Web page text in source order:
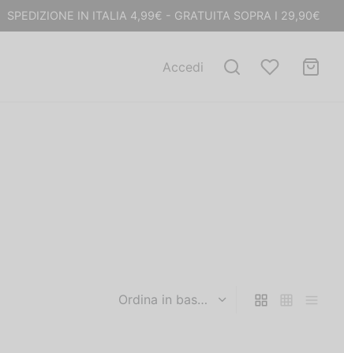
SPEDIZIONE IN ITALIA 4,99€ - GRATUITA SOPRA I 29,90€
Accedi